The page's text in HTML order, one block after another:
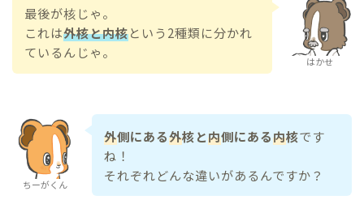
はかせ
最後が核じゃ。
これは外核と内核という2種類に分かれ
ているんじゃ。
ちーがくん
外側にある外核と内側にある内核です
ね！
それぞれどんな違いがあるんですか？